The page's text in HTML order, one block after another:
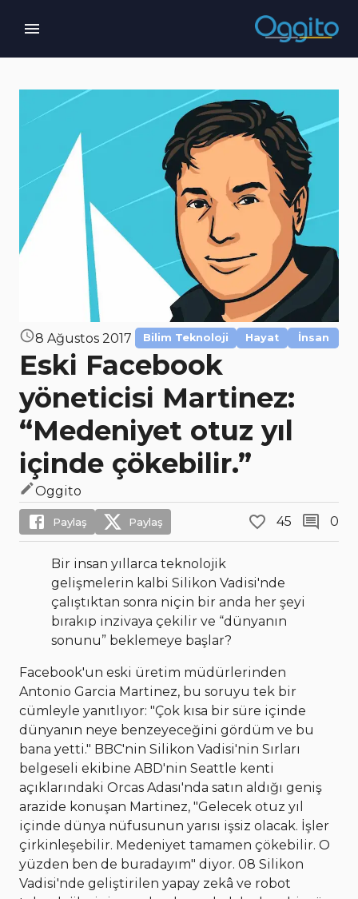
8 Ağustos 2017 Bilim Teknoloji Hayat İnsan
Eski Facebook
yöneticisi Martinez:
“Medeniyet otuz yıl
içinde çökebilir.”
Oggito
Paylaş Paylaş 45 0
Bir insan yıllarca teknolojik
gelişmelerin kalbi Silikon Vadisi'nde
çalıştıktan sonra niçin bir anda her şeyi
bırakıp inzivaya çekilir ve “dünyanın
sonunu” beklemeye başlar?
Facebook'un eski üretim müdürlerinden
Antonio Garcia Martinez, bu soruyu tek bir
cümleyle yanıtlıyor: "Çok kısa bir süre içinde
dünyanın neye benzeyeceğini gördüm ve bu
bana yetti." BBC'nin Silikon Vadisi'nin Sırları
belgeseli ekibine ABD'nin Seattle kenti
açıklarındaki Orcas Adası'nda satın aldığı geniş
arazide konuşan Martinez, "Gelecek otuz yıl
içinde dünya nüfusunun yarısı işsiz olacak. İşler
çirkinleşebilir. Medeniyet tamamen çökebilir. O
yüzden ben de buradayım" diyor. 08 Silikon
Vadisi'nde geliştirilen yapay zekâ ve robot